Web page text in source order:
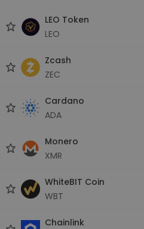
LEO Token
LEO
Zcash
ZEC
Cardano
ADA
Monero
XMR
WhiteBIT Coin
WBT
Chainlink